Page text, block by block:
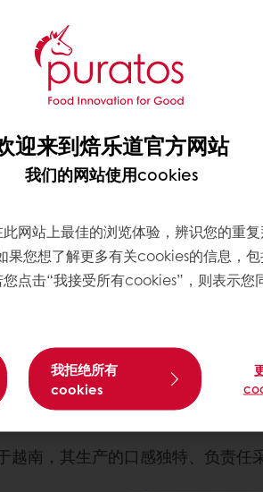
）。
中所产生的
耗。此次认
是焙乐道迈
，其生产的口感独特、负责任
迎来到焙乐道官方网站
我们的网站使用cookies
网站上最佳的浏览体验，辨识您的重复
果您想了解更多有关cookies的信息，
点击“我接受所有cookies”，则表示您
我拒绝所有
cookies